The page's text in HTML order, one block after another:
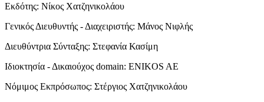
Εκδότης: Νίκος Χατζηνικολάου
Γενικός Διευθυντής - Διαχειριστής: Μάνος Νιφλής
Διευθύντρια Σύνταξης: Στεφανία Κασίμη
Ιδιοκτησία - Δικαιούχος domain: ENIKOS AE
Νόμιμος Εκπρόσωπος: Στέργιος Χατζηνικολάου